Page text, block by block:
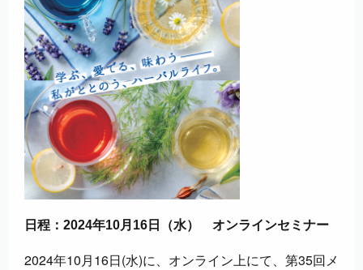
日程：2024年10月16日（水） オンラインセミナー
2024年10月16日(水)に、オンライン上にて、第35回メ